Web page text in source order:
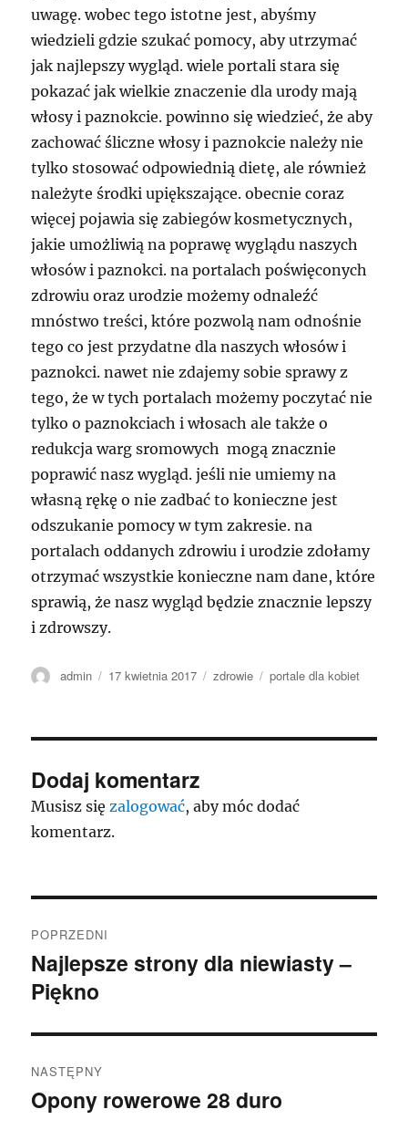
uwagę. wobec tego istotne jest, abyśmy
wiedzieli gdzie szukać pomocy, aby utrzymać
jak najlepszy wygląd. wiele portali stara się
pokazać jak wielkie znaczenie dla urody mają
włosy i paznokcie. powinno się wiedzieć, że aby
zachować śliczne włosy i paznokcie należy nie
tylko stosować odpowiednią dietę, ale również
należyte środki upiększające. obecnie coraz
więcej pojawia się zabiegów kosmetycznych,
jakie umożliwią na poprawę wyglądu naszych
włosów i paznokci. na portalach poświęconych
zdrowiu oraz urodzie możemy odnaleźć
mnóstwo treści, które pozwolą nam odnośnie
tego co jest przydatne dla naszych włosów i
paznokci. nawet nie zdajemy sobie sprawy z
tego, że w tych portalach możemy poczytać nie
tylko o paznokciach i włosach ale także o
redukcja warg sromowych mogą znacznie
poprawić nasz wygląd. jeśli nie umiemy na
własną rękę o nie zadbać to konieczne jest
odszukanie pomocy w tym zakresie. na
portalach oddanych zdrowiu i urodzie zdołamy
otrzymać wszystkie konieczne nam dane, które
sprawią, że nasz wygląd będzie znacznie lepszy
i zdrowszy.
Autor
admin
Data
17 kwietnia 2017 Kategorie
zdrowie Tagi
portale dla kobiet
Dodaj komentarz
Musisz sięzalogować, aby móc dodać
komentarz.
wpisu
POPRZEDNI
Poprzedni
wpis:
Najlepsze strony dla niewiasty –
Piękno
NASTĘPNY
Następny
Opony rowerowe 28 duro